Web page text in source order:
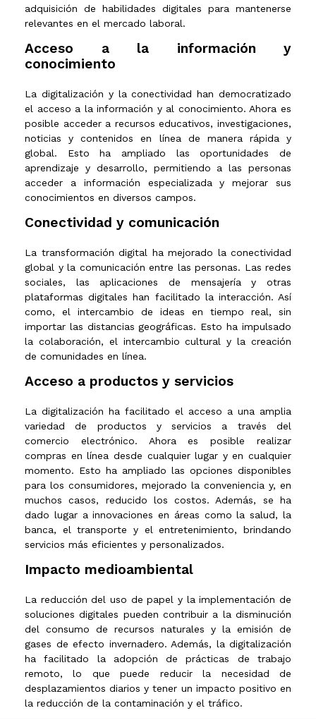
adquisición de habilidades digitales para mantenerse
relevantes en el mercado laboral.
Acceso a la información y
conocimiento
La digitalización y la conectividad han democratizado
el acceso a la información y al conocimiento. Ahora es
posible acceder a recursos educativos, investigaciones,
noticias y contenidos en línea de manera rápida y
global. Esto ha ampliado las oportunidades de
aprendizaje y desarrollo, permitiendo a las personas
acceder a información especializada y mejorar sus
conocimientos en diversos campos.
Conectividad y comunicación
La transformación digital ha mejorado la conectividad
global y la comunicación entre las personas. Las redes
sociales, las aplicaciones de mensajería y otras
plataformas digitales han facilitado la interacción. Así
como, el intercambio de ideas en tiempo real, sin
importar las distancias geográficas. Esto ha impulsado
la colaboración, el intercambio cultural y la creación
de comunidades en línea.
Acceso a productos y servicios
La digitalización ha facilitado el acceso a una amplia
variedad de productos y servicios a través del
comercio electrónico. Ahora es posible realizar
compras en línea desde cualquier lugar y en cualquier
momento. Esto ha ampliado las opciones disponibles
para los consumidores, mejorado la conveniencia y, en
muchos casos, reducido los costos. Además, se ha
dado lugar a innovaciones en áreas como la salud, la
banca, el transporte y el entretenimiento, brindando
servicios más eficientes y personalizados.
Impacto medioambiental
La reducción del uso de papel y la implementación de
soluciones digitales pueden contribuir a la disminución
del consumo de recursos naturales y la emisión de
gases de efecto invernadero. Además, la digitalización
ha facilitado la adopción de prácticas de trabajo
remoto, lo que puede reducir la necesidad de
desplazamientos diarios y tener un impacto positivo en
la reducción de la contaminación y el tráfico.